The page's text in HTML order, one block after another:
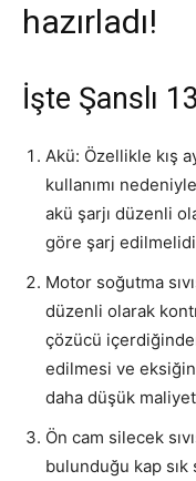
hazırladı!
İşte Şanslı
Akü: Özellikle kış
kullanımı
akü şarjı düzenli
göre şarj
Motor soğutma
düzenli olarak
çözücü
edilmesi ve
daha düşük
Ön cam silecek
bulunduğu kap